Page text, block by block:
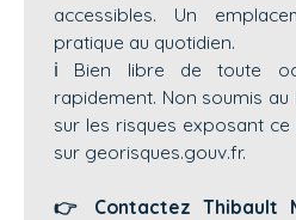
accessibles. Un
pratique au quotidien.
ℹ️ Bien libre de toute
rapidement. Non soumis au
sur les risques exposant
sur georisques.gouv.fr.
👉 Contactez Thibault